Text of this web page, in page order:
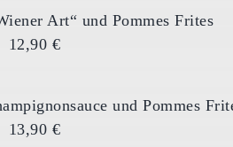
Art“ und Pommes Frites
12,90 €
und Pommes
13,90 €